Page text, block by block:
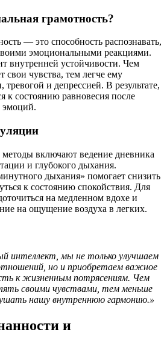
грамотность?
— это способность распознавать,
эмоциональными реакциями.
внутренней устойчивости. Чем
свои чувства, тем легче ему
тревогой и депрессией. В результате,
к состоянию равновесия после
эмоций.
включают ведение дневника
и глубокого дыхания.
дыхания» помогает снизить
к состоянию спокойствия. Для
на медленном вдохе и
на ощущение воздуха в легких.
интеллект, мы не только улучшаем
но и приобретаем важное
к жизненным потрясениям. Чем
своими чувствами, тем меньше
нашу внутреннюю гармонию.»
и